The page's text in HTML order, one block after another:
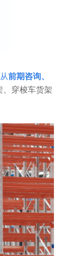
从前期咨询、
、穿梭车货架